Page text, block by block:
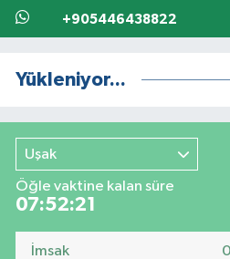
+905446438822
Yükleniyor...
Uşak
Öğle vaktine kalan süre
07:52:20
İmsak